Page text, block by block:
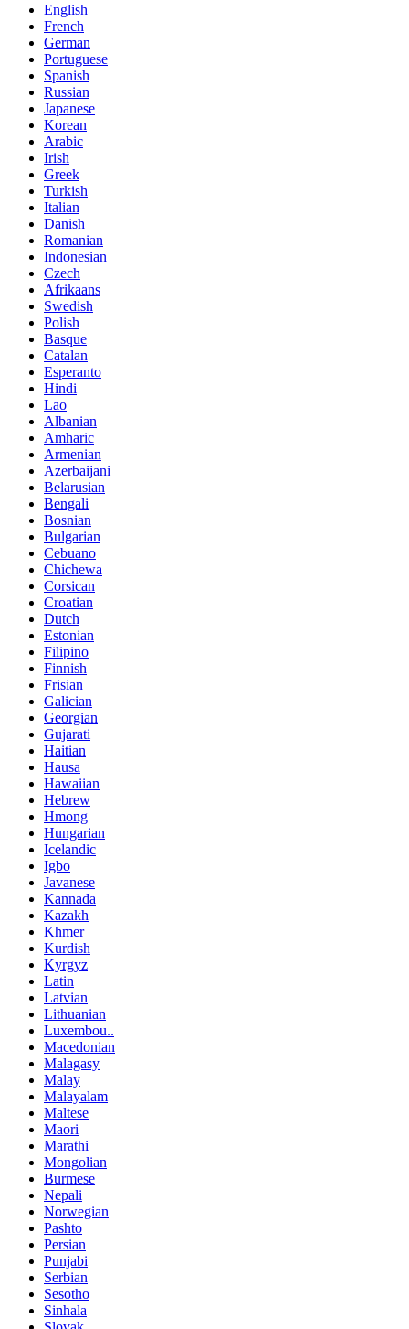
English
French
German
Portuguese
Spanish
Russian
Japanese
Korean
Arabic
Irish
Greek
Turkish
Italian
Danish
Romanian
Indonesian
Czech
Afrikaans
Swedish
Polish
Basque
Catalan
Esperanto
Hindi
Lao
Albanian
Amharic
Armenian
Azerbaijani
Belarusian
Bengali
Bosnian
Bulgarian
Cebuano
Chichewa
Corsican
Croatian
Dutch
Estonian
Filipino
Finnish
Frisian
Galician
Georgian
Gujarati
Haitian
Hausa
Hawaiian
Hebrew
Hmong
Hungarian
Icelandic
Igbo
Javanese
Kannada
Kazakh
Khmer
Kurdish
Kyrgyz
Latin
Latvian
Lithuanian
Luxembou..
Macedonian
Malagasy
Malay
Malayalam
Maltese
Maori
Marathi
Mongolian
Burmese
Nepali
Norwegian
Pashto
Persian
Punjabi
Serbian
Sesotho
Sinhala